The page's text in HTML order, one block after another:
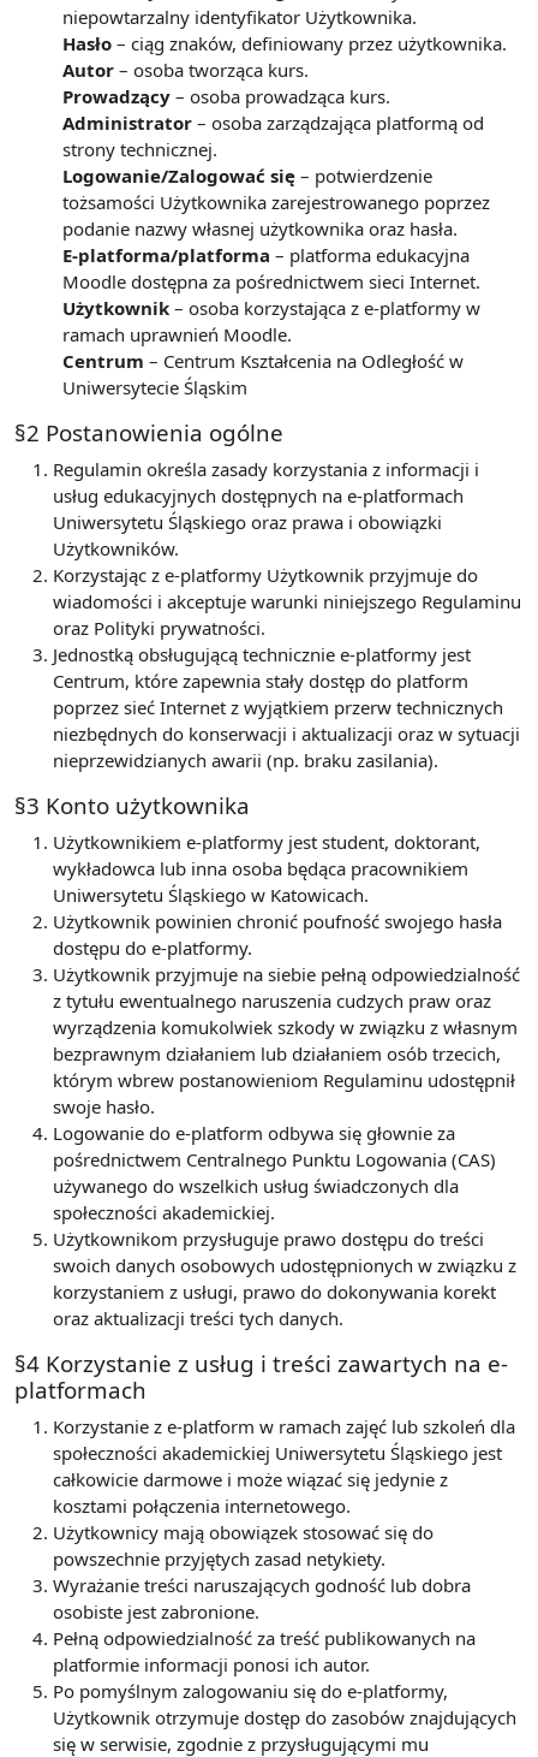
niepowtarzalny identyfikator Użytkownika.
Hasło – ciąg znaków, definiowany przez użytkownika.
Autor – osoba tworząca kurs.
Prowadzący – osoba prowadząca kurs.
Administrator – osoba zarządzająca platformą od
strony technicznej.
Logowanie/Zalogować się – potwierdzenie
tożsamości Użytkownika zarejestrowanego poprzez
podanie nazwy własnej użytkownika oraz hasła.
E-platforma/platforma – platforma edukacyjna
Moodle dostępna za pośrednictwem sieci Internet.
Użytkownik – osoba korzystająca z e-platformy w
ramach uprawnień Moodle.
Centrum – Centrum Kształcenia na Odległość w
Uniwersytecie Śląskim
§2 Postanowienia ogólne
Regulamin określa zasady korzystania z informacji i
usług edukacyjnych dostępnych na e-platformach
Uniwersytetu Śląskiego oraz prawa i obowiązki
Użytkowników.
Korzystając z e-platformy Użytkownik przyjmuje do
wiadomości i akceptuje warunki niniejszego Regulaminu
oraz Polityki prywatności.
Jednostką obsługującą technicznie e-platformy jest
Centrum, które zapewnia stały dostęp do platform
poprzez sieć Internet z wyjątkiem przerw technicznych
niezbędnych do konserwacji i aktualizacji oraz w sytuacji
nieprzewidzianych awarii (np. braku zasilania).
§3 Konto użytkownika
Użytkownikiem e-platformy jest student, doktorant,
wykładowca lub inna osoba będąca pracownikiem
Uniwersytetu Śląskiego w Katowicach.
Użytkownik powinien chronić poufność swojego hasła
dostępu do e-platformy.
Użytkownik przyjmuje na siebie pełną odpowiedzialność
z tytułu ewentualnego naruszenia cudzych praw oraz
wyrządzenia komukolwiek szkody w związku z własnym
bezprawnym działaniem lub działaniem osób trzecich,
którym wbrew postanowieniom Regulaminu udostępnił
swoje hasło.
Logowanie do e-platform odbywa się głownie za
pośrednictwem Centralnego Punktu Logowania (CAS)
używanego do wszelkich usług świadczonych dla
społeczności akademickiej.
Użytkownikom przysługuje prawo dostępu do treści
swoich danych osobowych udostępnionych w związku z
korzystaniem z usługi, prawo do dokonywania korekt
oraz aktualizacji treści tych danych.
§4 Korzystanie z usług i treści zawartych na e-
platformach
Korzystanie z e-platform w ramach zajęć lub szkoleń dla
społeczności akademickiej Uniwersytetu Śląskiego jest
całkowicie darmowe i może wiązać się jedynie z
kosztami połączenia internetowego.
Użytkownicy mają obowiązek stosować się do
powszechnie przyjętych zasad netykiety.
Wyrażanie treści naruszających godność lub dobra
osobiste jest zabronione.
Pełną odpowiedzialność za treść publikowanych na
platformie informacji ponosi ich autor.
Po pomyślnym zalogowaniu się do e-platformy,
Użytkownik otrzymuje dostęp do zasobów znajdujących
się w serwisie, zgodnie z przysługującymi mu